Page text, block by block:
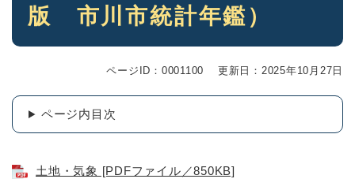
版 市川市統計年鑑）
ページID：0001100 更新日：2025年10月27日
ページ内目次
土地・気象 [PDFファイル／850KB]